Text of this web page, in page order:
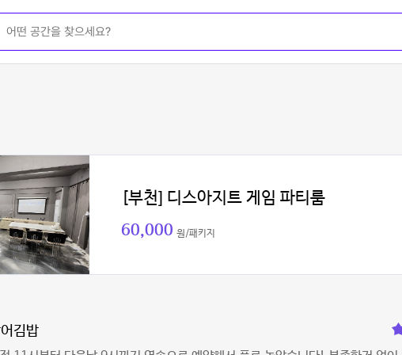
[부천] 디스아지트 게임 파티룸
60,000 원/패키지
김밥